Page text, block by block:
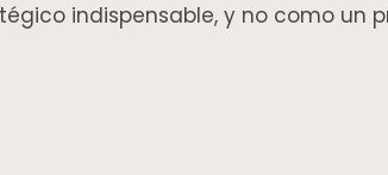
indispensable, y no como un